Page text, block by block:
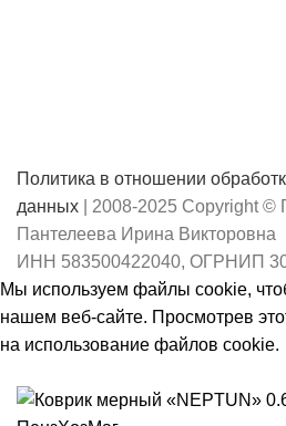
Политика в отношении
данных | 2008-2025 Copyright
Пантелеева Ирина Викторовна
ИНН 583500422040, ОГРНИП
Мы используем файлы cookie,
нашем веб-сайте. Просмотрев
на использование файлов cookie.